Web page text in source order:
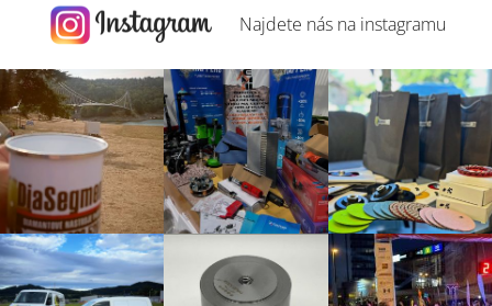
Najdete nás na instagramu